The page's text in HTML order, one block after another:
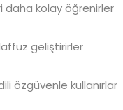
daha kolay öğrenirler
geliştirirler
özgüvenle kullanırlar